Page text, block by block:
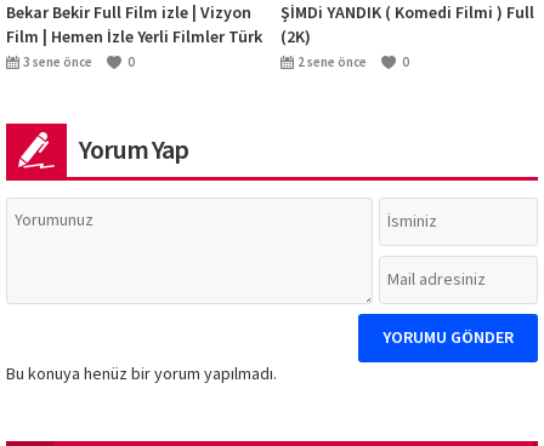
Bekar Bekir Full Film izle | Vizyon
Film | Hemen İzle Yerli Filmler Türk
Komedi Filmleri
3 sene önce 0
ŞİMDi YANDIK ( Komedi Filmi ) Full
(2K)
2 sene önce 0
Yorum Yap
Bu konuya henüz bir yorum yapılmadı.